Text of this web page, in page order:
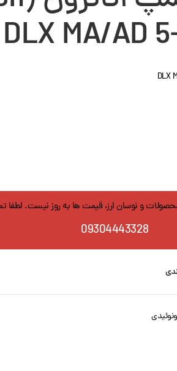
و نوسان ارز، قیمت ها به روز نیست. لطفا
09304443328